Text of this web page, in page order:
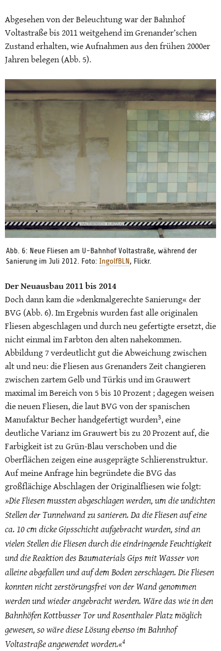
Abgesehen von der Beleuchtung war der Bahnhof
Voltastraße bis 2011 weitgehend im Grenander’schen
Zustand erhalten, wie Aufnahmen aus den frühen 2000er
Jahren belegen (Abb. 5).
Abb. 6: Neue Fliesen am U-Bahnhof Voltastraße, während der
Sanierung im Juli 2012. Foto: IngolfBLN, Flickr.
Der Neuausbau 2011 bis 2014
Doch dann kam die »denkmalgerechte Sanierung« der
BVG (Abb. 6). Im Ergebnis wurden fast alle originalen
Fliesen abgeschlagen und durch neu gefertigte ersetzt, die
nicht einmal im Farbton den alten nahekommen.
Abbildung 7 verdeutlicht gut die Abweichung zwischen
alt und neu: die Fliesen aus Grenanders Zeit changieren
zwischen zartem Gelb und Türkis und im Grauwert
maximal im Bereich von 5 bis 10 Prozent ; dagegen weisen
die neuen Fliesen, die laut BVG von der spanischen
Manufaktur Becher handgefertigt wurden3, eine
deutliche Varianz im Grauwert bis zu 20 Prozent auf, die
Farbigkeit ist zu Grün-Blau verschoben und die
Oberflächen zeigen eine ausgeprägte Schlierenstruktur.
Auf meine Anfrage hin begründete die BVG das
großflächige Abschlagen der Originalfliesen wie folgt:
»Die Fliesen mussten abgeschlagen werden, um die undichten
Stellen der Tunnelwand zu sanieren. Da die Fliesen auf eine
ca. 10 cm dicke Gipsschicht aufgebracht wurden, sind an
vielen Stellen die Fliesen durch die eindringende Feuchtigkeit
und die Reaktion des Baumaterials Gips mit Wasser von
alleine abgefallen und auf dem Boden zerschlagen. Die Fliesen
konnten nicht zerstörungsfrei von der Wand genommen
werden und wieder angebracht werden. Wäre das wie in den
Bahnhöfen Kottbusser Tor und Rosenthaler Platz möglich
gewesen, so wäre diese Lösung ebenso im Bahnhof
Voltastraße angewendet worden.«4